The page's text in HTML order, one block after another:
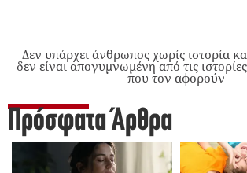
Δεν υπάρχει άνθρωπος χωρίς ιστορία
δεν είναι απογυμνωμένη από τις
που τον αφορούν
Πρόσφατα Άρθρα